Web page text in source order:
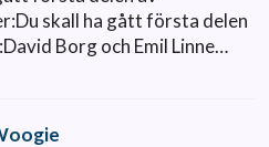
skall ha gått första delen
Borg och Emil Linne…